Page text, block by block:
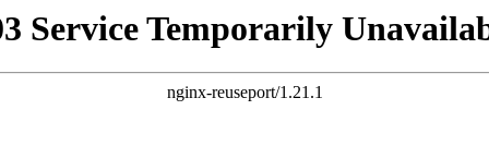
Service Temporarily
nginx-reuseport/1.21.1